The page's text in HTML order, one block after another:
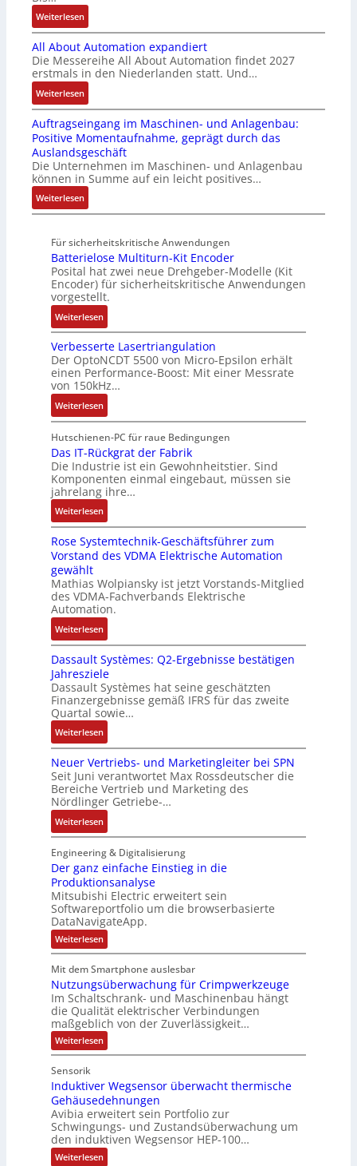
C
-
S
y
t
e
m
e
ä
t
i
g
R
e
i
e
g
a
L
3
f
ü
r
s
i
c
h
e
r
e
E
n
t
w
i
c
k
l
u
n
g
r
i
b
l
e
S
e
u
e
r
u
n
r
a
t
i
o
n
v
o
n
A
G
V
u
n
d
o
b
o
t
a
u
c
h
t
S
t
r
u
k
t
u
r
Weiterlesen:
B
i
s
2
0
3
6
f
e
h
l
e
n
,
3
M
i
l
l
i
o
n
e
n
A
r
b
e
i
t
s
k
r
ä
f
t
e
All About Automation expandiert
Die Messereihe All About Automation findet 2027
erstmals in den Niederlanden statt. Und…
Weiterlesen:
A
l
l
A
b
o
u
t
u
t
o
m
a
t
i
o
n
e
x
p
a
n
d
i
e
r
t
Auftragseingang im Maschinen- und Anlagenbau:
Positive Momentaufnahme, geprägt durch das
Auslandsgeschäft
Die Unternehmen im Maschinen- und Anlagenbau
können in Summe auf ein leicht positives…
Weiterlesen:
A
f
t
r
a
g
s
e
i
n
g
a
n
g
i
m
M
a
s
c
h
i
n
e
n
-
A
n
l
a
g
e
n
b
a
u
:
P
o
s
i
t
i
v
e
M
o
m
e
n
t
a
f
n
a
h
m
e
Für sicherheitskritische Anwendungen
Batterielose Multiturn-Kit Encoder
Posital hat zwei neue Drehgeber-Modelle (Kit
Encoder) für sicherheitskritische Anwendungen
vorgestellt.
Weiterlesen:
B
a
t
t
e
r
i
e
l
o
s
e
M
u
l
t
t
u
r
n
-
K
i
t
E
n
c
d
e
r
Verbesserte Lasertriangulation
Der OptoNCDT 5500 von Micro-Epsilon erhält
einen Performance-Boost: Mit einer Messrate
von 150kHz…
Weiterlesen:
V
e
r
b
e
s
s
e
r
t
L
a
s
e
r
t
r
i
a
n
g
a
t
o
Hutschienen-PC für raue Bedingungen
Das IT-Rückgrat der Fabrik
Die Industrie ist ein Gewohnheitstier. Sind
Komponenten einmal eingebaut, müssen sie
jahrelang ihre…
Weiterlesen:
D
a
s
T
-
R
ü
c
k
g
r
a
t
d
e
r
F
a
b
r
k
Rose Systemtechnik-Geschäftsführer zum
Vorstand des VDMA Elektrische Automation
gewählt
Mathias Wolpiansky ist jetzt Vorstands-Mitglied
des VDMA-Fachverbands Elektrische
Automation.
Weiterlesen:
R
o
s
e
S
y
s
t
e
m
t
e
c
h
n
i
k
-
G
e
s
h
ä
f
t
f
h
r
e
r
z
u
Dassault Systèmes: Q2-Ergebnisse bestätigen
Jahresziele
Dassault Systèmes hat seine geschätzten
Finanzergebnisse gemäß IFRS für das zweite
Quartal sowie…
Weiterlesen:
D
a
s
s
a
u
l
t
S
y
s
t
è
m
s
:
Q
2
-
E
e
b
n
i
s
Neuer Vertriebs- und Marketingleiter bei SPN
Seit Juni verantwortet Max Rossdeutscher die
Bereiche Vertrieb und Marketing des
Nördlinger Getriebe-…
Weiterlesen:
N
e
u
e
r
V
e
r
t
r
i
e
b
s
-
d
M
a
r
Engineering & Digitalisierung
Der ganz einfache Einstieg in die
Produktionsanalyse
Mitsubishi Electric erweitert sein
Softwareportfolio um die browserbasierte
DataNavigateApp.
Weiterlesen:
D
r
g
a
n
z
e
i
n
c
h
e
E
i
n
s
t
Mit dem Smartphone auslesbar
Nutzungsüberwachung für Crimpwerkzeuge
Im Schaltschrank- und Maschinenbau hängt
die Qualität elektrischer Verbindungen
maßgeblich von der Zuverlässigkeit…
Weiterlesen:
N
z
u
n
g
s
ü
b
e
Sensorik
Induktiver Wegsensor überwacht thermische
Gehäusedehnungen
Avibia erweitert sein Portfolio zur
Schwingungs- und Zustandsüberwachung um
den induktiven Wegsensor HEP-100…
Weiterlesen: